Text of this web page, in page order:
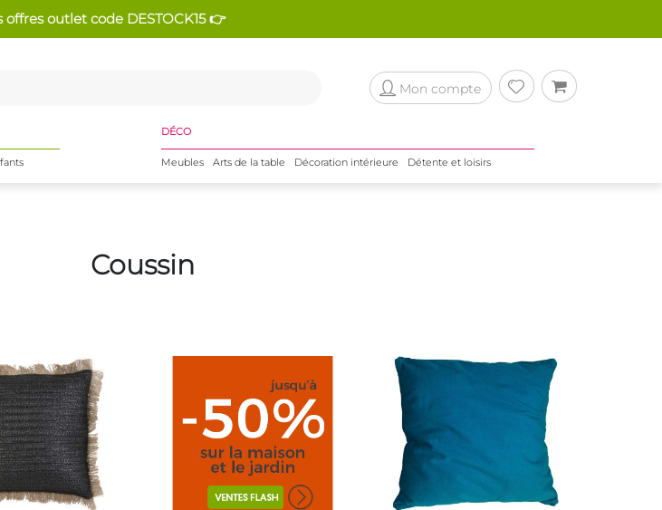
offres outlet code DESTOCK15 👉
Mon compte
DÉCO
Meubles Arts de la table Décoration intérieure Détente et loisirs
Coussin